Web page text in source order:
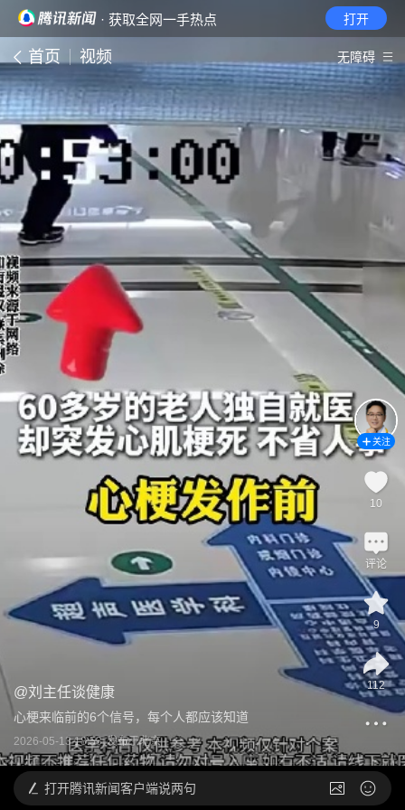
· 获取全网一手热点 打开
首页 视频 无障碍
@刘主任谈健康
心梗来临前的6个信号，每个人都应该知道
2026-05-13 18:53 发布于北京
关注
10
评论
9
112
打开腾讯新闻客户端说两句